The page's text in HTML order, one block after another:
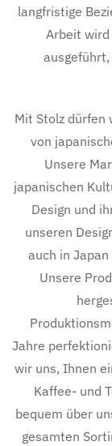
langfristige
Arbeit
Mit Stolz dürfen
von
Unsere
japanischen
Design und
unseren
auch in
Unsere
Jahre
wir uns, Ihnen
Kaffee- und
bequem über
gesamten